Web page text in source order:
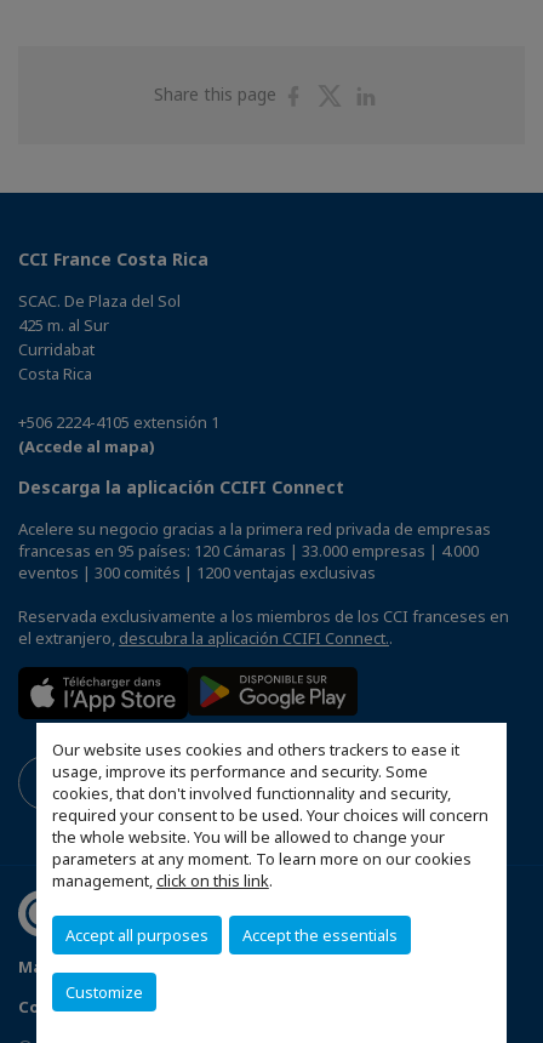
Our website uses cookies and others trackers to ease it
usage, improve its performance and security. Some
cookies, that don't involved functionnality and security,
required your consent to be used. Your choices will concern
the whole website. You will be allowed to change your
parameters at any moment. To learn more on our cookies
management,click on this link.
Accept all purposes Accept the essentials
Customize
Share this page
ShareShare
CCI France Costa Rica
SCAC. De Plaza del Sol
425 m. al Sur
Curridabat
Costa Rica
+506 2224-4105 extensión 1
(Accede al mapa)
Descarga la aplicación CCIFI Connect
Acelere su negocio gracias a la primera red privada de empresas
francesas en 95 países: 120 Cámaras | 33.000 empresas | 4.000
eventos | 300 comités | 1200 ventajas exclusivas
Reservada exclusivamente a los miembros de los CCI franceses en
el extranjero, descubra la aplicación CCIFI Connect..
Mapa del sitio
Configure sus preferencias de cookies